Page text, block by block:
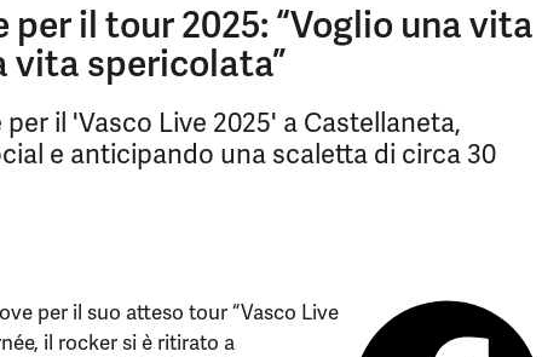
il tour 2025: “Voglio una vita
vita spericolata”
il 'Vasco Live 2025' a Castellaneta,
e anticipando una scaletta di circa 30
per il suo atteso tour “Vasco Live
il rocker si è ritirato a